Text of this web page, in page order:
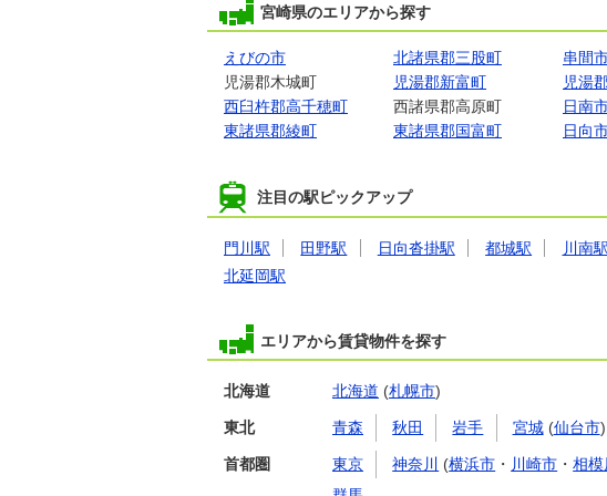
宮崎県のエリアから探す
えびの市 北諸県郡三股町 串間
児湯郡木城町
児湯郡新富町 児湯
西臼杵郡高千穂町
西諸県郡高原町 日南
東諸県郡綾町
東諸県郡国富町 日向
注目の駅ピックアップ
門川駅 田野駅 日向沓掛駅 都城駅 川南駅
北延岡駅
エリアから賃貸物件を探す
北海道 北海道 (札幌市)
東北 青森 秋田 岩手 宮城(仙台市)
首都圏 東京 神奈川 (横浜市 ・ 川崎市 ・相